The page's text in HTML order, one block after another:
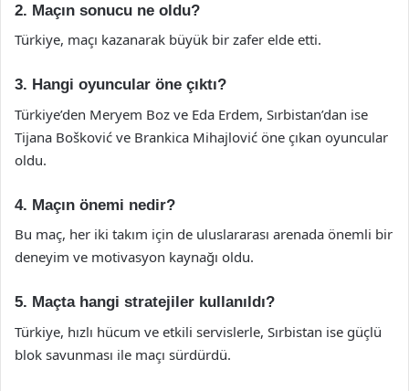
2. Maçın sonucu ne oldu?
Türkiye, maçı kazanarak büyük bir zafer elde etti.
3. Hangi oyuncular öne çıktı?
Türkiye’den Meryem Boz ve Eda Erdem, Sırbistan’dan ise
Tijana Bošković ve Brankica Mihajlović öne çıkan oyuncular
oldu.
4. Maçın önemi nedir?
Bu maç, her iki takım için de uluslararası arenada önemli bir
deneyim ve motivasyon kaynağı oldu.
5. Maçta hangi stratejiler kullanıldı?
Türkiye, hızlı hücum ve etkili servislerle, Sırbistan ise güçlü
blok savunması ile maçı sürdürdü.